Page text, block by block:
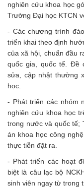
nghiên cứu khoa học
Trường Đại học KTCN
- Các chương trình
triển khai theo định
của xã hội, chuẩn đầu
quốc gia, quốc tế. Đề
sửa, cập nhật thường
học.
- Phát triển các nhóm
nghiên cứu khoa học
trong nước và quốc tế;
án khoa học công
thực tiễn đặt ra.
- Phát triển các hoạt
biệt là câu lạc bộ
sinh viên ngay từ trong